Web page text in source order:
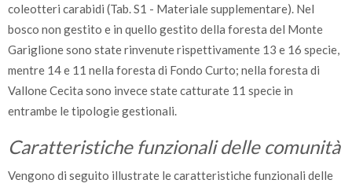
coleotteri carabidi (Tab. S1 - Materiale supplementare). Nel
bosco non gestito e in quello gestito della foresta del Monte
Gariglione sono state rinvenute rispettivamente 13 e 16 specie,
mentre 14 e 11 nella foresta di Fondo Curto; nella foresta di
Vallone Cecita sono invece state catturate 11 specie in
entrambe le tipologie gestionali.
Caratteristiche funzionali delle comunità
Vengono di seguito illustrate le caratteristiche funzionali delle